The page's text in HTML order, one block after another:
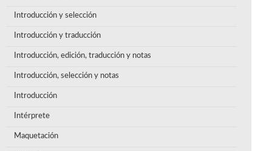
Introducción y selección
Introducción y traducción
Introducción, edición, traducción y notas
Introducción, selección y notas
Introducción
Intérprete
Maquetación